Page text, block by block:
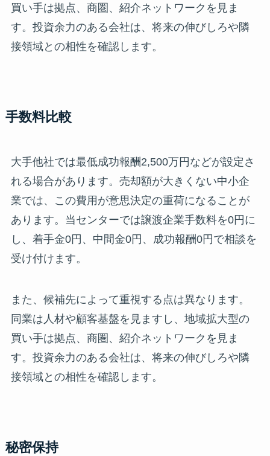
買い手は拠点、商圏、紹介ネットワークを見ま
す。投資余力のある会社は、将来の伸びしろや隣
接領域との相性を確認します。
手数料比較
大手他社では最低成功報酬2,500万円などが設定さ
れる場合があります。売却額が大きくない中小企
業では、この費用が意思決定の重荷になることが
あります。当センターでは譲渡企業手数料を0円に
し、着手金0円、中間金0円、成功報酬0円で相談を
受け付けます。
また、候補先によって重視する点は異なります。
同業は人材や顧客基盤を見ますし、地域拡大型の
買い手は拠点、商圏、紹介ネットワークを見ま
す。投資余力のある会社は、将来の伸びしろや隣
接領域との相性を確認します。
秘密保持